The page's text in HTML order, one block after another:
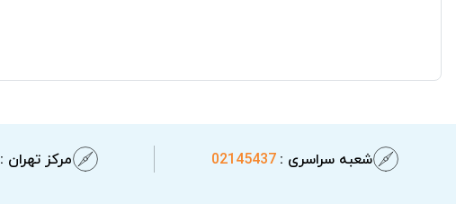
شعبه سراسری :02145437 مرکز تهران :